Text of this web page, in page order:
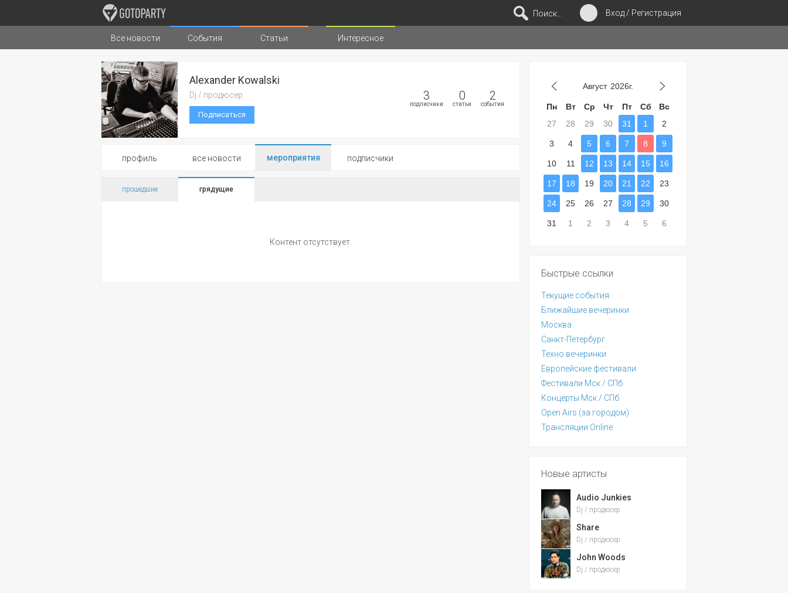
Вход / Регистрация
Поиск...
Города Музыка Типы страниц
Все новости События Статьи Интересное
3
подписчики
0
статьи
2
события
Alexander Kowalski
Dj / продюсер
Подписаться
профиль все новости мероприятия подписчики
прошедшие грядущие
Контент отсутствует.
Август 2026г.
Пн Вт Ср Чт Пт Сб
Вс
27
28 29 30 31 1 2
3 4 5 6 7 8 9
10 11 12 13 14 15 16
17 18 19 20 21 22 23
24 25 26 27 28 29 30
31 1 2 3 4 5 6
Быстрые ссылки
Текущие события
Ближайшие вечеринки
Москва
Санкт-Петербург
Техно вечеринки
Европейские фестивали
Фестивали Мск / СПб
Концерты Мск / СПб
Open Airs (за городом)
Трансляции Online
Новые артисты
Audio Junkies
Dj / продюсер
Share
Dj / продюсер
John Woods
Dj / продюсер